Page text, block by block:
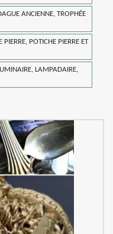
ANCIENNE, TROPHÉE
POTICHE PIERRE ET
LAMPADAIRE,